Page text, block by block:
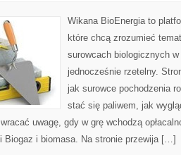
Wikana BioEnergia to
które chcą zrozumieć
surowcach biologicznych
jednocześnie rzetelny.
jak surowce pochodzenia
stać się paliwem, jak
uwagę, gdy w grę wchodzą
Biogaz i biomasa. Na stronie przewija […]